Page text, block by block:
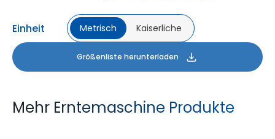
Einheit Metrisch Kaiserliche
Größenliste herunterladen
Mehr Erntemaschine Produkte